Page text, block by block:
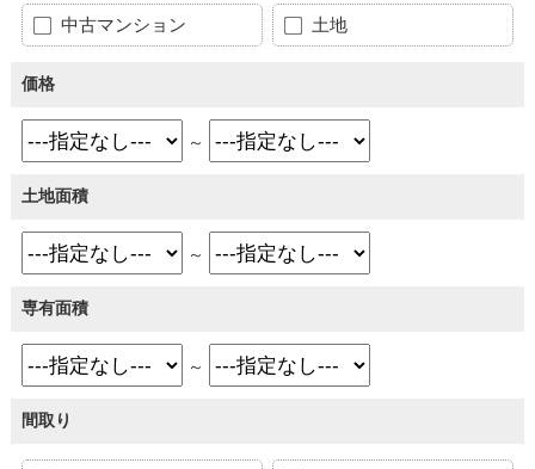
中古マンション 土地
価格
～
土地面積
～
専有面積
～
間取り